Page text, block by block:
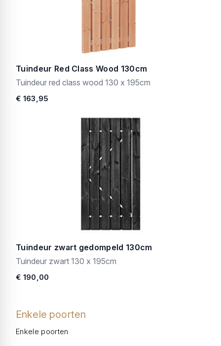
Tuindeur Red Class Wood 130cm
Tuindeur red class wood 130 x 195cm
€ 163,95
Tuindeur zwart gedompeld 130cm
Tuindeur zwart 130 x 195cm
€ 190,00
Enkele poorten
Enkele poorten